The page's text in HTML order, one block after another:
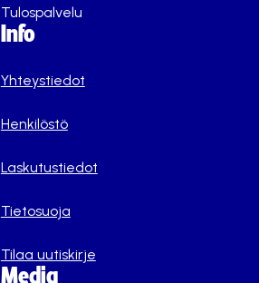
Tulospalvelu
Info
Yhteystiedot
Henkilöstö
Laskutustiedot
Tietosuoja
Tilaa uutiskirje
Media